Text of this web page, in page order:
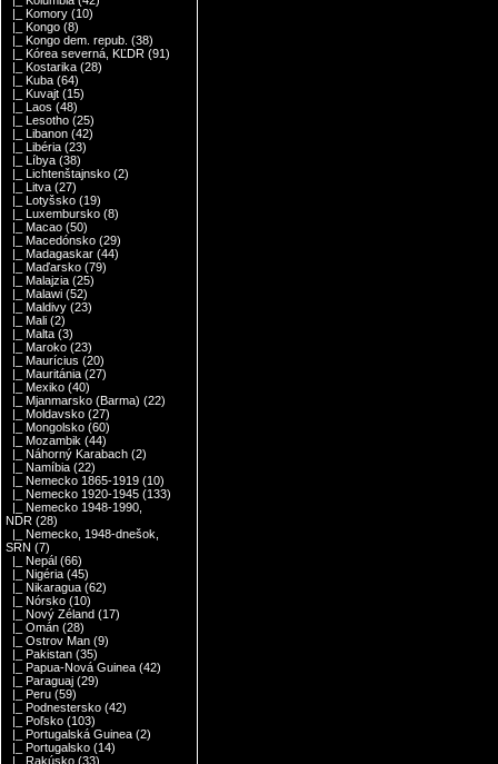
|_ Komory (10)
|_ Kongo (8)
|_ Kongo dem. repub. (38)
|_ Kórea severná, KĽDR (91)
|_ Kostarika (28)
|_ Kuba (64)
|_ Kuvajt (15)
|_ Laos (48)
|_ Lesotho (25)
|_ Libanon (42)
|_ Libéria (23)
|_ Líbya (38)
|_ Lichtenštajnsko (2)
|_ Litva (27)
|_ Lotyšsko (19)
|_ Luxembursko (8)
|_ Macao (50)
|_ Macedónsko (29)
|_ Madagaskar (44)
|_ Maďarsko (79)
|_ Malajzia (25)
|_ Malawi (52)
|_ Maldivy (23)
|_ Mali (2)
|_ Malta (3)
|_ Maroko (23)
|_ Maurícius (20)
|_ Mauritánia (27)
|_ Mexiko (40)
|_ Mjanmarsko (Barma) (22)
|_ Moldavsko (27)
|_ Mongolsko (60)
|_ Mozambik (44)
|_ Náhorný Karabach (2)
|_ Namíbia (22)
|_ Nemecko 1865-1919 (10)
|_ Nemecko 1920-1945 (133)
|_ Nemecko 1948-1990,
NDR (28)
|_ Nemecko, 1948-dnešok,
SRN (7)
|_ Nepál (66)
|_ Nigéria (45)
|_ Nikaragua (62)
|_ Nórsko (10)
|_ Nový Zéland (17)
|_ Omán (28)
|_ Ostrov Man (9)
|_ Pakistan (35)
|_ Papua-Nová Guinea (42)
|_ Paraguaj (29)
|_ Peru (59)
|_ Podnestersko (42)
|_ Poľsko (103)
|_ Portugalská Guinea (2)
|_ Portugalsko (14)
|_ Rakúsko (33)